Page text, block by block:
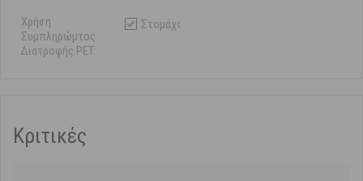
Χρήση
Συμπληρώμτος
Διατροφής PET:
Στομάχι
Κριτικές